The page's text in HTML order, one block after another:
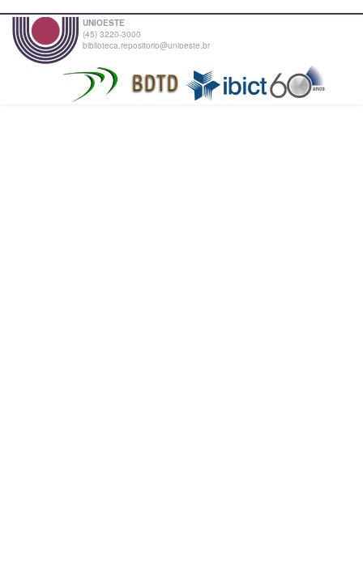
UNIOESTE
(45) 3220-3000
biblioteca.repositorio@unioeste.br